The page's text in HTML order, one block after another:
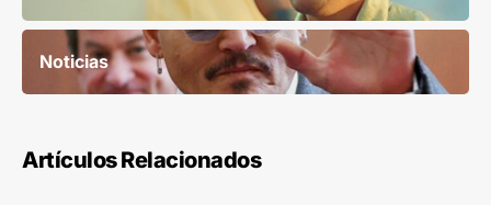
Noticias
Artículos Relacionados